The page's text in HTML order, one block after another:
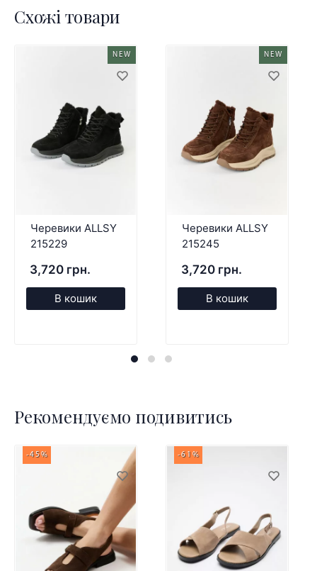
Схожі товари
NEW
Черевики ALLSY
215229
3,720 грн.
В кошик
NEW
Черевики ALLSY
215245
3,720 грн.
В кошик
Рекомендуємо подивитись
-45% -61%